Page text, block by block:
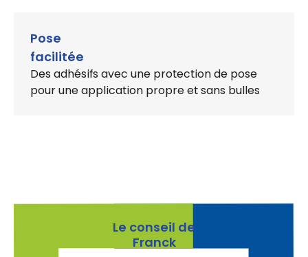
Pose
facilitée
Des adhésifs avec une protection de pose
pour une application propre et sans bulles
Le conseil de
Franck